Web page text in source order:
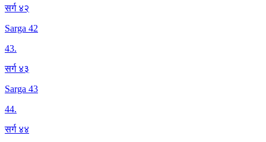
सर्ग ४२
Sarga 42
43.
सर्ग ४३
Sarga 43
44.
सर्ग ४४